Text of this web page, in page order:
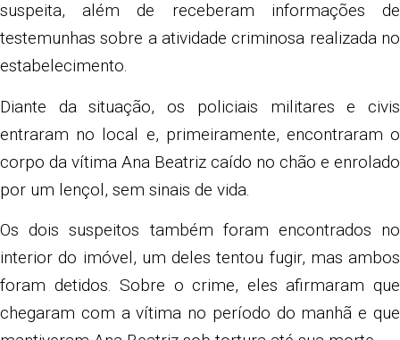
suspeita, além de receberam informações de
testemunhas sobre a atividade criminosa realizada no
estabelecimento.
Diante da situação, os policiais militares e civis
entraram no local e, primeiramente, encontraram o
corpo da vítima Ana Beatriz caído no chão e enrolado
por um lençol, sem sinais de vida.
Os dois suspeitos também foram encontrados no
interior do imóvel, um deles tentou fugir, mas ambos
foram detidos. Sobre o crime, eles afirmaram que
chegaram com a vítima no período do manhã e que